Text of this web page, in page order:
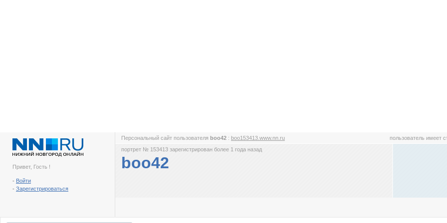
Привет, Гость !
- Войти
- Зарегистрироваться
Персональный сайт пользователя boo42 : boo153413.www.nn.ru пользователь имеет
портрет № 153413 зарегистрирован более 1 года назад
boo42